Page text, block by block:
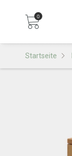
0
Startseite